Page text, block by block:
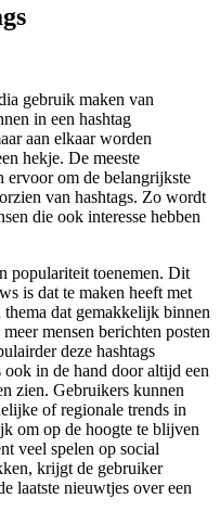
gebruik maken van
in een hashtag
aan elkaar worden
hekje. De meeste
ervoor om de belangrijkste
van hashtags. Zo wordt
die ook interesse hebben
populariteit toenemen. Dit
is dat te maken heeft met
thema dat gemakkelijk binnen
mensen berichten posten
deze hashtags
in de hand door altijd een
zien. Gebruikers kunnen
of regionale trends in
om op de hoogte te blijven
veel spelen op social
krijgt de gebruiker
laatste nieuwtjes over een